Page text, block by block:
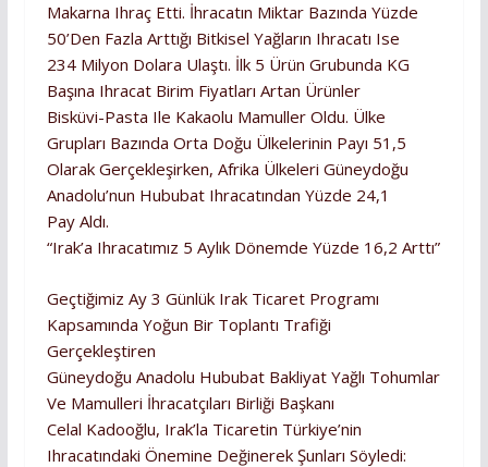
Makarna Ihraç Etti. İhracatın Miktar Bazında Yüzde
50’den Fazla Arttığı Bitkisel Yağların Ihracatı Ise
234 Milyon Dolara Ulaştı. İlk 5 Ürün Grubunda KG
Başına Ihracat Birim Fiyatları Artan Ürünler
Bisküvi-Pasta Ile Kakaolu Mamuller Oldu. Ülke
Grupları Bazında Orta Doğu Ülkelerinin Payı 51,5
Olarak Gerçekleşirken, Afrika Ülkeleri Güneydoğu
Anadolu’nun Hububat Ihracatından Yüzde 24,1
Pay Aldı.
“Irak’a Ihracatımız 5 Aylık Dönemde Yüzde 16,2 Arttı”
Geçtiğimiz Ay 3 Günlük Irak Ticaret Programı
Kapsamında Yoğun Bir Toplantı Trafiği
Gerçekleştiren
Güneydoğu Anadolu Hububat Bakliyat Yağlı Tohumlar
Ve Mamulleri İhracatçıları Birliği Başkanı
Celal Kadooğlu, Irak’la Ticaretin Türkiye’nin
Ihracatındaki Önemine Değinerek Şunları Söyledi: